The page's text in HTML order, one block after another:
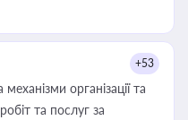
+53
організації та
та послуг за